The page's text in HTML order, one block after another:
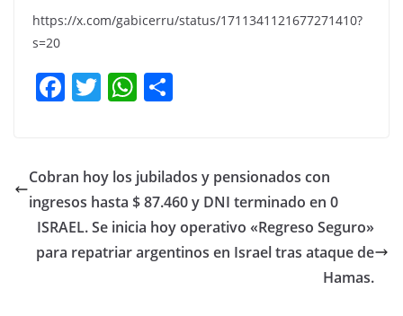
https://x.com/gabicerru/status/1711341121677271410?
s=20
F
e
b
o
o
T
er
W
s
A
p
p
p
ar
tir
Cobran hoy los jubilados y pensionados con
ingresos hasta $ 87.460 y DNI terminado en 0
ISRAEL. Se inicia hoy operativo «Regreso Seguro»
para repatriar argentinos en Israel tras ataque de
Hamas.